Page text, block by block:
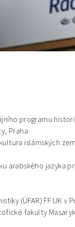
programu
Praha
islámských
jazyka
(ÚFAR) FF UK v
fakulty